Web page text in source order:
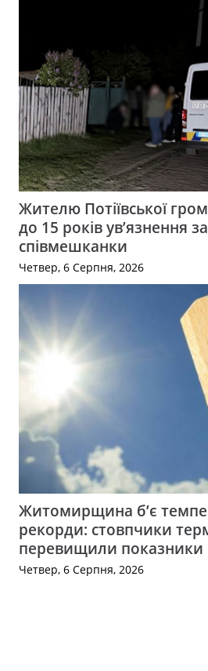
Жителю Потіївської
до 15 років ув’язнення
співмешканки
Четвер, 6 Серпня, 2026
Житомирщина б’є
рекорди: стовпчики
перевищили показники
Четвер, 6 Серпня, 2026